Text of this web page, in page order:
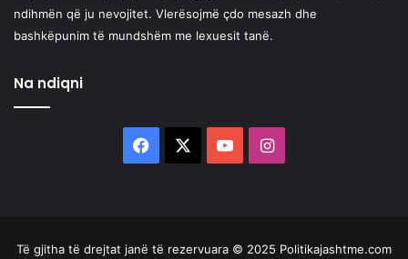
ndihmën që ju nevojitet. Vlerësojmë çdo mesazh dhe
bashkëpunim të mundshëm me lexuesit tanë.
Na ndiqni
Facebook YouTubeInstagram
Të gjitha të drejtat janë të rezervuara © 2025 Politikajashtme.com